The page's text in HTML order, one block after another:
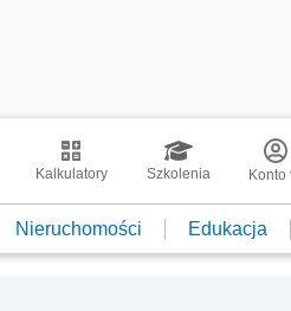
Kalkulatory Szkolenia Konto
Nieruchomości Edukacja